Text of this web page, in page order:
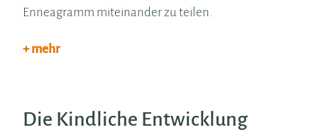
Enneagramm miteinander zu teilen.
+ mehr
Die Kindliche Entwicklung